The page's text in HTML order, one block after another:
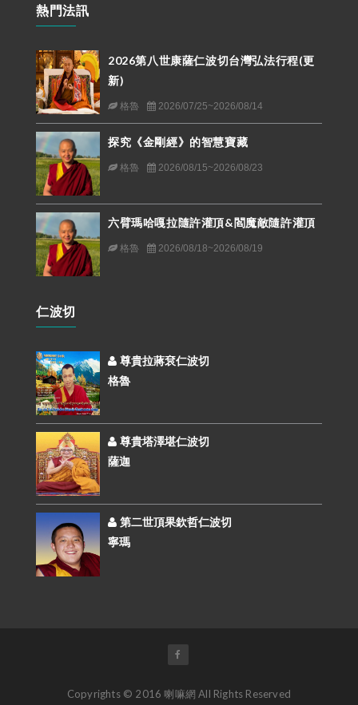
熱門法訊
2026第八世康薩仁波切台灣弘法行程(更
新)
格魯 2026/07/25~2026/08/14
探究《金剛經》的智慧寶藏
格魯 2026/08/15~2026/08/23
六臂瑪哈嘎拉隨許灌頂&閻魔敵隨許灌頂
格魯 2026/08/18~2026/08/19
仁波切
尊貴拉蔣袞仁波切
格魯
尊貴塔澤堪仁波切
薩迦
第二世頂果欽哲仁波切
寧瑪
Copyrights © 2016 喇嘛網 All Rights Reserved